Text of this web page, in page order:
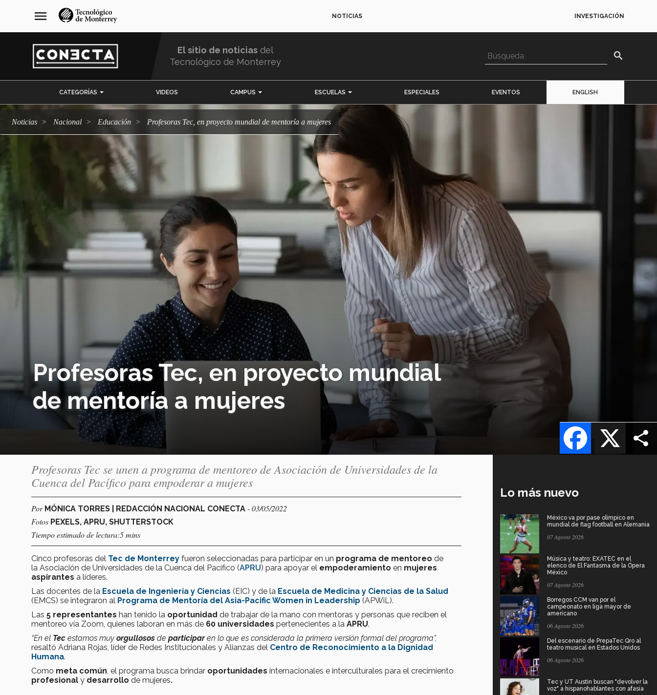
navegación
principal
menu NOTICIAS INVESTIGACIÓN
El sitio de noticias del
Tecnológico de Monterrey
search
CATEGORÍAS VIDEOS CAMPUS ESCUELAS ESPECIALES EVENTOS ENGLISH
Noticias Nacional Educación Profesoras Tec, en proyecto mundial de mentoría a mujeres
Profesoras Tec, en proyecto mundial
de mentoría a mujeres
X
Facebook
Profesoras Tec se unen a programa de mentoreo de Asociación de Universidades de la
Cuenca del Pacífico para empoderar a mujeres
Por MÓNICA TORRES | REDACCIÓN NACIONAL CONECTA - 03/05/2022
Fotos PEXELS, APRU, SHUTTERSTOCK
Tiempo estimado de lectura:5 mins
Cinco profesoras del Tec de Monterrey fueron seleccionadas para participar en un programa de mentoreo de
la Asociación de Universidades de la Cuenca del Pacífico (APRU) para apoyar el empoderamiento en mujeres
aspirantes a líderes.
Las docentes de la Escuela de Ingeniería y Ciencias (EIC) y de la Escuela de Medicina y Ciencias de la Salud
(EMCS) se integraron al Programa de Mentoría del Asia-Pacific Women in Leadership (APWiL).
Las 5 representantes han tenido la oportunidad de trabajar de la mano con mentoras y personas que reciben el
mentoreo vía Zoom, quienes laboran en más de 60 universidades pertenecientes a la APRU.
“En el Tec estamos muy orgullosos de participaren lo que es considerada la primera versión formal del programa”,
resaltó Adriana Rojas, líder de Redes Institucionales y Alianzas del Centro de Reconocimiento a la Dignidad
Humana.
Como meta común , el programa busca brindar oportunidades internacionales e interculturales para el crecimiento
profesional y desarrollo de mujeres.
Lo más nuevo
México va por pase olímpico en
mundial de flag football en Alemania
07 Agosto 2026
Música y teatro: EXATEC en el
elenco de El Fantasma de la Ópera
México
07 Agosto 2026
Borregos CCM van por el
campeonato en liga mayor de
americano
06 Agosto 2026
Del escenario de PrepaTec Qro al
teatro musical en Estados Unidos
06 Agosto 2026
Tec y UT Austin buscan "devolver la
voz" a hispanohablantes con afasia